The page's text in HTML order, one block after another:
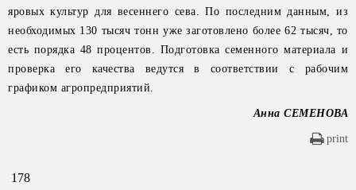
яровых культур для весеннего сева. По последним данным, из
необходимых 130 тысяч тонн уже заготовлено более 62 тысяч, то
есть порядка 48 процентов. Подготовка семенного материала и
проверка его качества ведутся в соответствии с рабочим
графиком агропредприятий.
Анна СЕМЕНОВА
print
178